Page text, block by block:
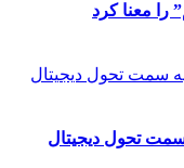
را معنا کرد
تحول دیجیتال